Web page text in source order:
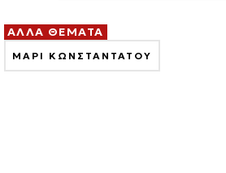
ΑΛΛΑ ΘΕΜΑΤΑ
ΜΑΡΙ ΚΩΝΣΤΑΝΤΑΤΟΥ